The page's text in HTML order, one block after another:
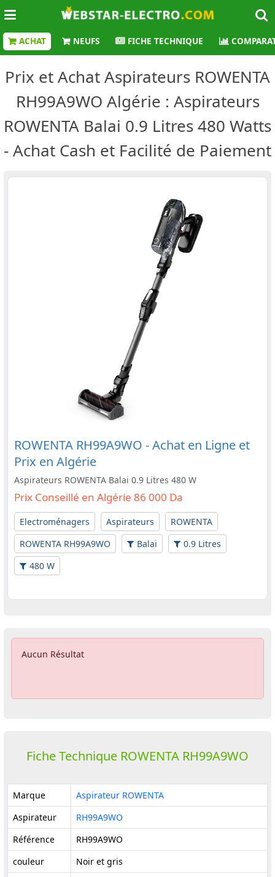
ACHAT NEUFS FICHE TECHNIQUE
Prix et Achat Aspirateurs ROWENTA
RH99A9WO Algérie : Aspirateurs
ROWENTA Balai 0.9 Litres 480 Watts
- Achat Cash et Facilité de Paiement
ROWENTA RH99A9WO - Achat en Ligne et
Prix en Algérie
Aspirateurs ROWENTA Balai 0.9 Litres 480 W
Prix Conseillé en Algérie 86 000 Da
Electroménagers Aspirateurs
ROWENTA
ROWENTA RH99A9WO
Balai
0.9 Litres
480 W
Aucun Résultat
Fiche Technique ROWENTA RH99A9WO
Marque
Aspirateur ROWENTA
Aspirateur
RH99A9WO
Référence
RH99A9WO
couleur
Noir et gris